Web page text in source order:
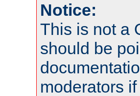
Notice:
This is not a
should be
moderators